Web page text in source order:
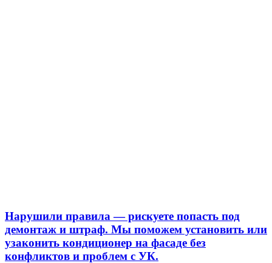
Нарушили правила — рискуете попасть под
демонтаж и штраф. Мы поможем установить или
узаконить кондиционер на фасаде без
конфликтов и проблем с УК.